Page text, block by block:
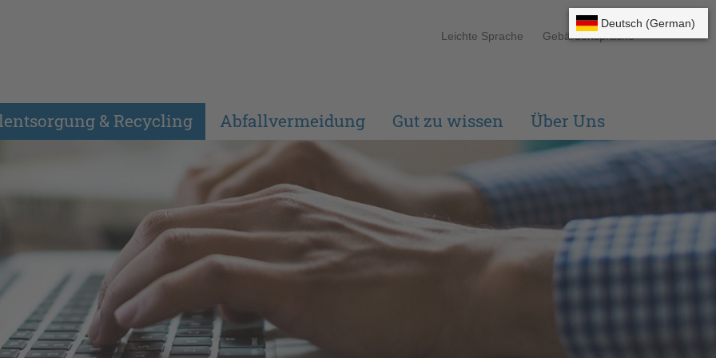
Leichte Sprache Gebärdensprache
& Recycling Abfallvermeidung Gut zu wissen Über Uns